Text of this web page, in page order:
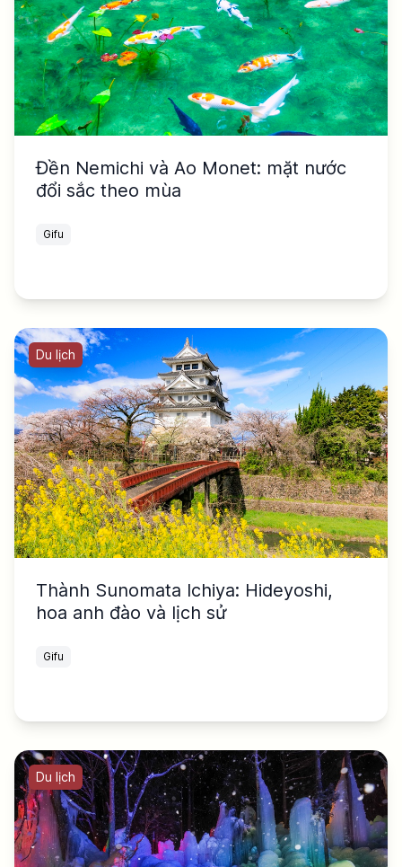
Đền Nemichi và Ao Monet: mặt nước
đổi sắc theo mùa
Gifu
Du lịch
Thành Sunomata Ichiya: Hideyoshi,
hoa anh đào và lịch sử
Gifu
Du lịch